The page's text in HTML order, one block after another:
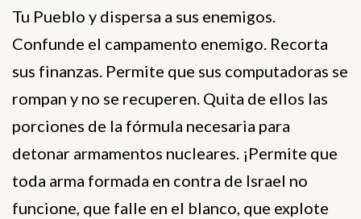
Tu Pueblo y dispersa a sus enemigos.
Confunde el campamento enemigo. Recorta
sus finanzas. Permite que sus computadoras se
rompan y no se recuperen. Quita de ellos las
porciones de la fórmula necesaria para
detonar armamentos nucleares. ¡Permite que
toda arma formada en contra de Israel no
funcione, que falle en el blanco, que explote